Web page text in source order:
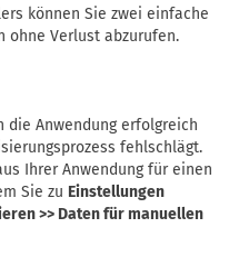
können Sie zwei einfache
ohne Verlust abzurufen.
die Anwendung erfolgreich
fehlschlägt.
Ihrer Anwendung für einen
Sie zu Einstellungen
>> Daten für manuellen